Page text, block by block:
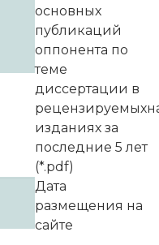
основных
публикаций
оппонента по
теме
диссертации в
изданиях за
последние 5 лет
(*.pdf)
Дата
размещения на
сайте